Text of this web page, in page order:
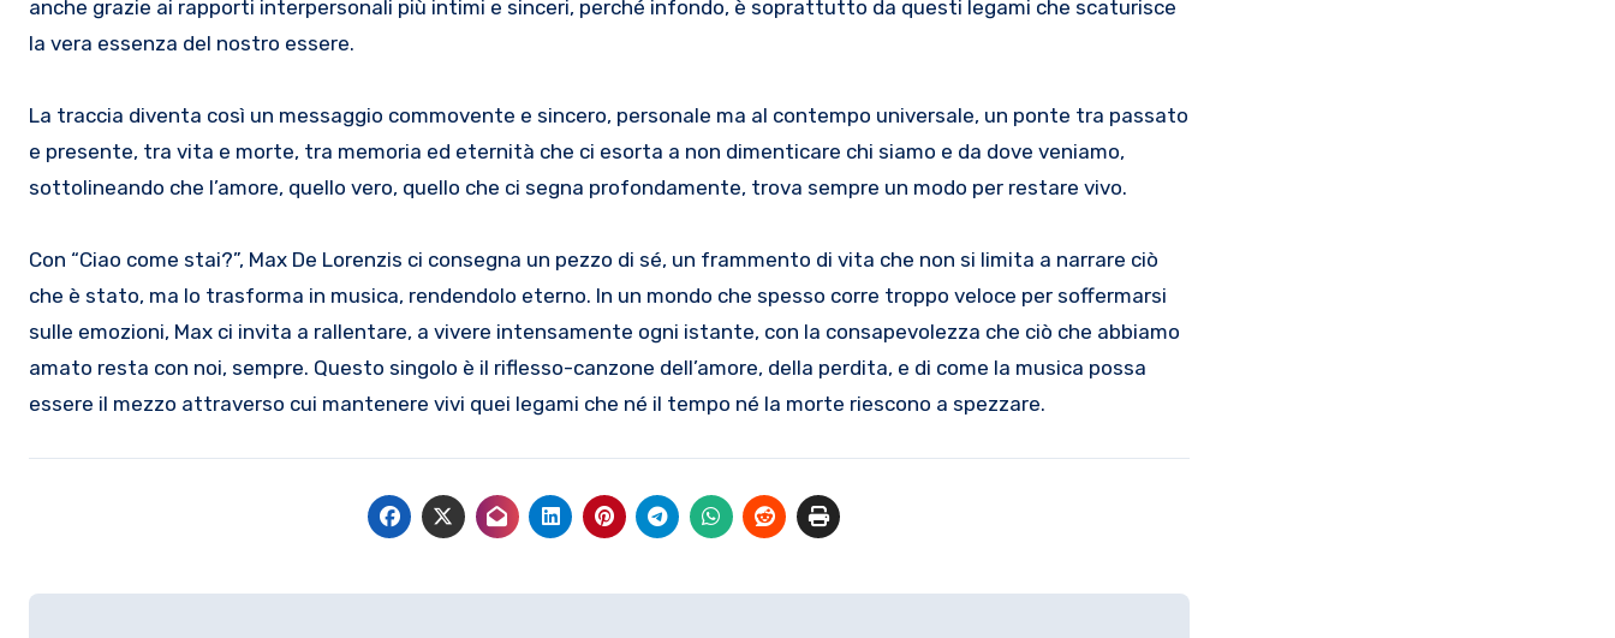
anche grazie ai rapporti interpersonali più intimi e sinceri, perché infondo, è soprattutto da questi legami che scaturisce
la vera essenza del nostro essere.
La traccia diventa così un messaggio commovente e sincero, personale ma al contempo universale, un ponte tra passato
e presente, tra vita e morte, tra memoria ed eternità che ci esorta a non dimenticare chi siamo e da dove veniamo,
sottolineando che l’amore, quello vero, quello che ci segna profondamente, trova sempre un modo per restare vivo.
Con “Ciao come stai?”, Max De Lorenzis ci consegna un pezzo di sé, un frammento di vita che non si limita a narrare ciò
che è stato, ma lo trasforma in musica, rendendolo eterno. In un mondo che spesso corre troppo veloce per soffermarsi
sulle emozioni, Max ci invita a rallentare, a vivere intensamente ogni istante, con la consapevolezza che ciò che abbiamo
amato resta con noi, sempre. Questo singolo è il riflesso-canzone dell’amore, della perdita, e di come la musica possa
essere il mezzo attraverso cui mantenere vivi quei legami che né il tempo né la morte riescono a spezzare.